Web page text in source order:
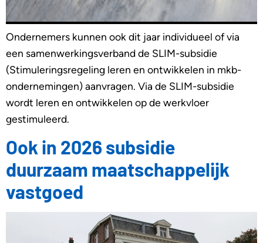
Ondernemers kunnen ook dit jaar individueel of via
een samenwerkingsverband de SLIM-subsidie
(Stimuleringsregeling leren en ontwikkelen in mkb-
ondernemingen) aanvragen. Via de SLIM-subsidie
wordt leren en ontwikkelen op de werkvloer
gestimuleerd.
Ook in 2026 subsidie
duurzaam maatschappelijk
vastgoed